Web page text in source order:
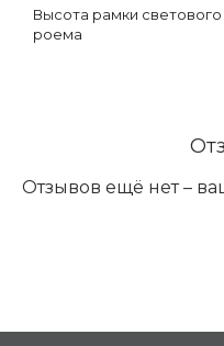
Высота рамки светового
роема
Отзывов ещё нет –